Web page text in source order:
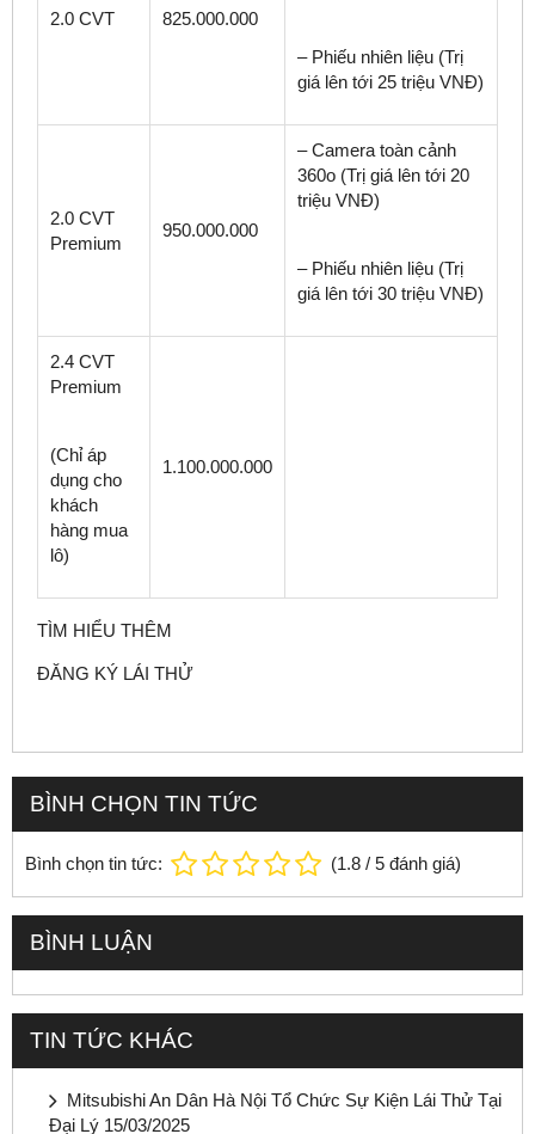
2.0 CVT 825.000.000
– Phiếu nhiên liệu (Trị
giá lên tới 25 triệu VNĐ)
2.0 CVT
Premium
950.000.000
– Camera toàn cảnh
360o (Trị giá lên tới 20
triệu VNĐ)
– Phiếu nhiên liệu (Trị
giá lên tới 30 triệu VNĐ)
2.4 CVT
Premium
(Chỉ áp
dụng cho
khách
hàng mua
lô)
1.100.000.000
TÌM HIỂU THÊM
ĐĂNG KÝ LÁI THỬ
BÌNH CHỌN TIN TỨC
Bình chọn tin tức: (1.8 / 5 đánh giá)
BÌNH LUẬN
TIN TỨC KHÁC
Mitsubishi An Dân Hà Nội Tổ Chức Sự Kiện Lái Thử Tại
Đại Lý 15/03/2025